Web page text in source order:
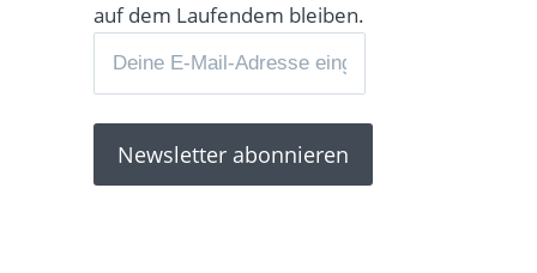
auf dem Laufendem bleiben.